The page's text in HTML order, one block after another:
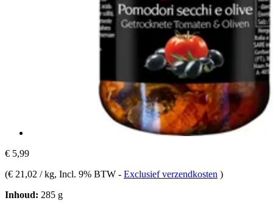
€ 5,99
(€ 21,02 / kg, Incl. 9% BTW - Exclusief verzendkosten )
Inhoud: 285 g